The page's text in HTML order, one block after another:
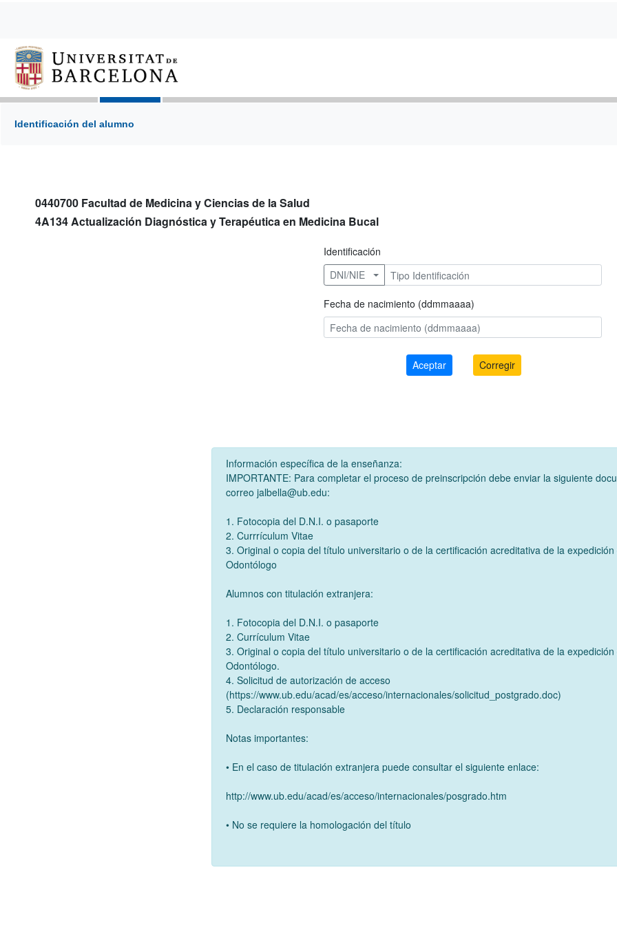
Identificación del alumno
0440700 Facultad de Medicina y Ciencias de la Salud
4A134 Actualización Diagnóstica y Terapéutica en Medicina Bucal
Identificación
DNI/NIE
Fecha de nacimiento (ddmmaaaa)
Información específica de la enseñanza:
IMPORTANTE: Para completar el proceso de preinscripción debe enviar la siguiente
correo jalbella@ub.edu:
1. Fotocopia del D.N.I. o pasaporte
2. Currrículum Vitae
3. Original o copia del título universitario o de la certificación acreditativa de la
Odontólogo
Alumnos con titulación extranjera:
1. Fotocopia del D.N.I. o pasaporte
2. Currículum Vitae
3. Original o copia del título universitario o de la certificación acreditativa de la
Odontólogo.
4. Solicitud de autorización de acceso
(https://www.ub.edu/acad/es/acceso/internacionales/solicitud_postgrado.doc)
5. Declaración responsable
Notas importantes:
• En el caso de titulación extranjera puede consultar el siguiente enlace:
http://www.ub.edu/acad/es/acceso/internacionales/posgrado.htm
• No se requiere la homologación del título